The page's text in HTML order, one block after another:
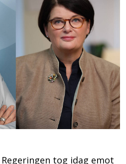
Regeringen tog idag emot